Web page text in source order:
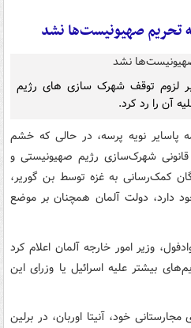
تحریم صهیونیست‌ها نشد
لزوم توقف شهرک سازی های رژیم
آن را رد کرد.
پاسایر نویه پرسه، در حالی که خشم
شهرک‌سازی رژیم صهیونیستی و
کمک‌رسانی به غزه توسط بن گوریر،
دارد، دولت آلمان همچنان بر موضع
وزیر امور خارجه آلمان اعلام کرد
بیشتر علیه اسرائیل یا وزرای این
خود، آنیتا اوربان، در برلین